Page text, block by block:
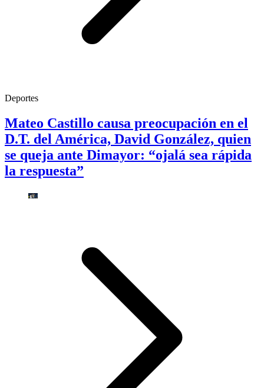
Deportes
Mateo Castillo causa preocupación en el
D.T. del América, David González, quien
se queja ante Dimayor: “ojalá sea rápida
la respuesta”